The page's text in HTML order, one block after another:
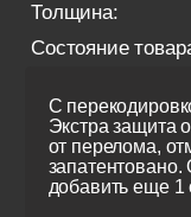
Толщина:
Состояние
С
Экстра защита
от перелома,
добавить еще 1